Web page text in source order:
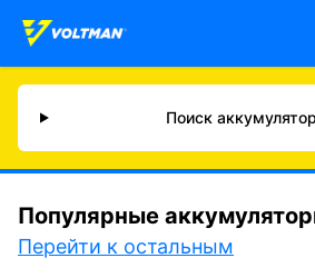
Поиск
Популярные
Перейти к остальным